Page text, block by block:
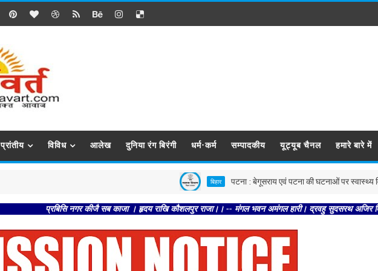
प्रांतीय विविध आलेख दुनिया रंग बिरंगी धर्म-कर्म सम्पादकीय यूट्यूब चैनल हमारे बारे में
बिहार पटना : बेगूसराय एवं पटना की घटनाओं पर स्वास्थ्य विभाग
प्रबिसि नगर कीजै सब काजा । हृदय राखि कौशलपुर राजा।। -- मंगल भवन अमंगल हारी। द्रवहु सुदसरथ अजिर बिहारी